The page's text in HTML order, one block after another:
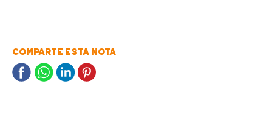
COMPARTE ESTA NOTA